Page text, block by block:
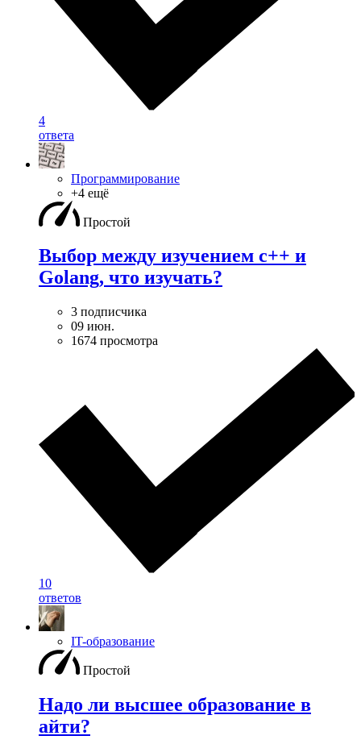
4
ответа
Программирование
+4 ещё
Простой
Выбор между изучением c++ и
Golang, что изучать?
3 подписчика
09 июн.
1674 просмотра
10
ответов
IT-образование
Простой
Надо ли высшее образование в
айти?